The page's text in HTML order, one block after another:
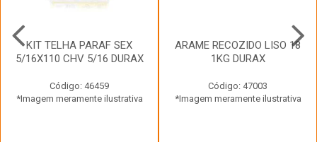
KIT TELHA PARAF SEX
5/16X110 CHV 5/16 DURAX
Código: 46459
*Imagem meramente ilustrativa
ARAME RECOZIDO LISO 18
1KG DURAX
Código: 47003
*Imagem meramente ilustrativa